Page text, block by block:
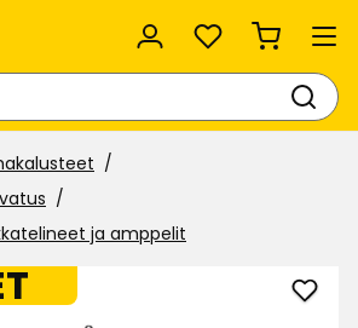
Suosikit
ja amppelit
Lisää